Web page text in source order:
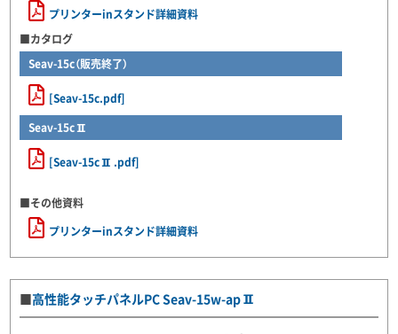
プリンターinスタンド詳細資料
■カタログ
Seav-15c（販売終了）
[Seav-15c.pdf]
Seav-15cⅡ
[Seav-15cⅡ.pdf]
■その他資料
プリンターinスタンド詳細資料
■高性能タッチパネルPC Seav-15w-apⅡ